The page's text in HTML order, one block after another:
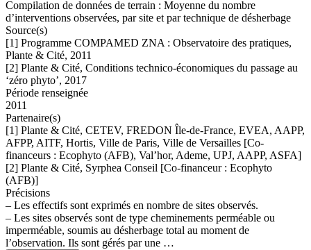
Compilation de données de terrain : Moyenne du nombre
d’interventions observées, par site et par technique de désherbage
Source(s)
[1] Programme COMPAMED ZNA : Observatoire des pratiques,
Plante & Cité, 2011
[2] Plante & Cité, Conditions technico-économiques du passage au
‘zéro phyto’, 2017
Période renseignée
2011
Partenaire(s)
[1] Plante & Cité, CETEV, FREDON Île-de-France, EVEA, AAPP,
AFPP, AITF, Hortis, Ville de Paris, Ville de Versailles [Co-
financeurs : Ecophyto (AFB), Val’hor, Ademe, UPJ, AAPP, ASFA]
[2] Plante & Cité, Syrphea Conseil [Co-financeur : Ecophyto
(AFB)]
Précisions
– Les effectifs sont exprimés en nombre de sites observés.
– Les sites observés sont de type cheminements perméable ou
imperméable, soumis au désherbage total au moment de
l’observation. Ils sont gérés par une …